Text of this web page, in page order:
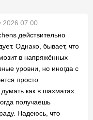
2026 07:00
действительно
Однако, бывает, что
в напряжённых
уровни, но иногда с
просто
как в шахматах.
получаешь
Надеюсь, что